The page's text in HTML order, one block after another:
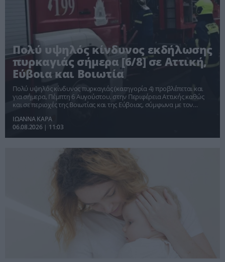
Πολύ υψηλός κίνδυνος εκδήλωσης
πυρκαγιάς σήμερα [6/8] σε Αττική,
Εύβοια και Βοιωτία
Πολύ υψηλός κίνδυνος πυρκαγιάς (κατηγορία 4) προβλέπεται και
για σήμερα, Πέμπτη 6 Αυγούστου, στην Περιφέρεια Αττικής καθώς
και σε περιοχές της Βοιωτίας και της Εύβοιας, σύμφωνα με τον
Γραμματεία Πολιτικής Προστασίας του υπουργείου Κλιματικής
Κρίσης και Πολιτικής Προστασίας.
ΙΩΑΝΝΑ ΚΑΡΑ
06.08.2026 | 11:03